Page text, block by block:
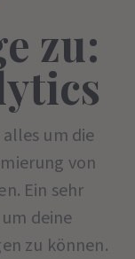
zu:
um die
von
Ein sehr
deine
zu können.